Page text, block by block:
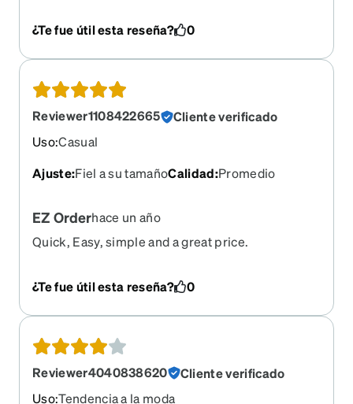
¿Te fue útil esta reseña? 0
Reviewer1108422665
Cliente verificado
Uso:Casual
Ajuste:Fiel a su tamañoCalidad:Promedio
EZ Orderhace un año
Quick, Easy, simple and a great price.
¿Te fue útil esta reseña? 0
Reviewer4040838620
Cliente verificado
Uso:Tendencia a la moda